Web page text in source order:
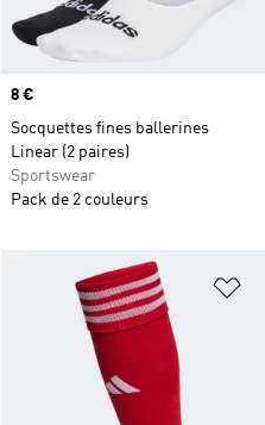
Prix
8 €
Socquettes fines ballerines
Linear (2 paires)
Sportswear
Pack de 2 couleurs
à la Liste de produits